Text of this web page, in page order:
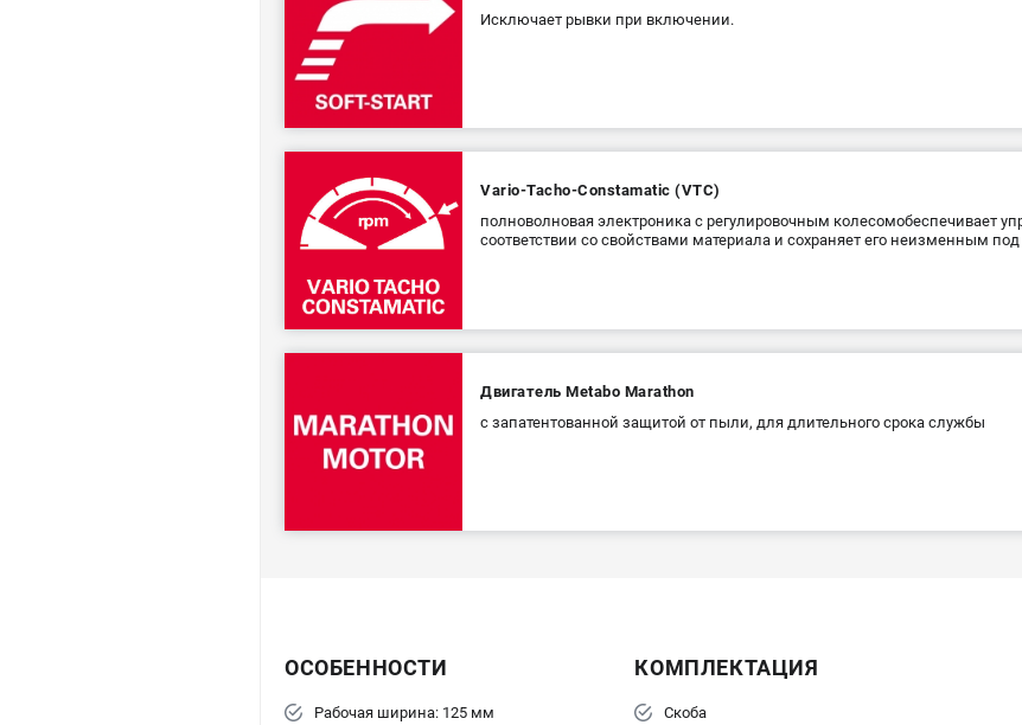
Исключает рывки при включении.
Vario-Tacho-Constamatic (VTC)
полноволновая электроника с регулировочным колесомобеспечивает
соответствии со свойствами материала и сохраняет его неизменным под
Двигатель Metabo Marathon
с запатентованной защитой от пыли, для длительного срока службы
ОСОБЕННОСТИ
Рабочая ширина: 125 мм
КОМПЛЕКТАЦИЯ
Скоба